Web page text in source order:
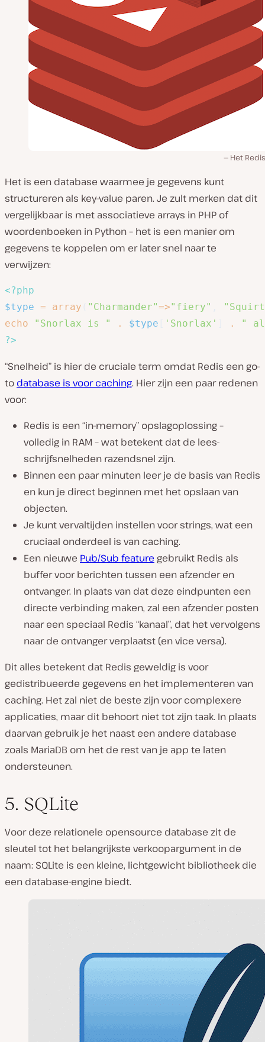
Het
Het is een database waarmee je gegevens kunt
structureren als key-value paren. Je zult merken dat dit
vergelijkbaar is met associatieve arrays in PHP of
woordenboeken in Python – het is een manier om
gegevens te koppelen om er later snel naar te
verwijzen:
<?php
$type = array "Charmander"=>"fiery"
echo
"Snorlax is " . $type 'Snorlax' .
"
?>
“Snelheid” is hier de cruciale term omdat Redis een go-
to database is voor caching. Hier zijn een paar redenen
voor:
Redis is een “in-memory” opslagoplossing –
volledig in RAM – wat betekent dat de lees-
schrijfsnelheden razendsnel zijn.
Binnen een paar minuten leer je de basis van Redis
en kun je direct beginnen met het opslaan van
objecten.
Je kunt vervaltijden instellen voor strings, wat een
cruciaal onderdeel is van caching.
Een nieuwe Pub/Sub feature gebruikt Redis als
buffer voor berichten tussen een afzender en
ontvanger. In plaats van dat deze eindpunten een
directe verbinding maken, zal een afzender posten
naar een speciaal Redis “kanaal”, dat het vervolgens
naar de ontvanger verplaatst (en vice versa).
Dit alles betekent dat Redis geweldig is voor
gedistribueerde gegevens en het implementeren van
caching. Het zal niet de beste zijn voor complexere
applicaties, maar dit behoort niet tot zijn taak. In plaats
daarvan gebruik je het naast een andere database
zoals MariaDB om het de rest van je app te laten
ondersteunen.
5. SQLite
Voor deze relationele opensource database zit de
sleutel tot het belangrijkste verkoopargument in de
naam: SQLite is een kleine, lichtgewicht bibliotheek die
een database-engine biedt.